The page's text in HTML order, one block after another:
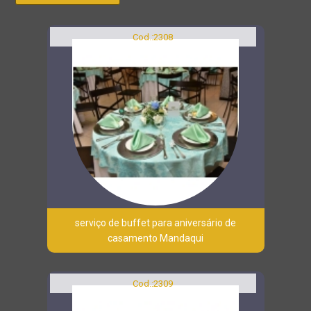
Cod.:2308
serviço de buffet para aniversário de
casamento Mandaqui
Cod.:2309